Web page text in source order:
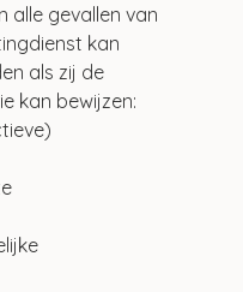
alle gevallen van
kan
als zij de
kan bewijzen: